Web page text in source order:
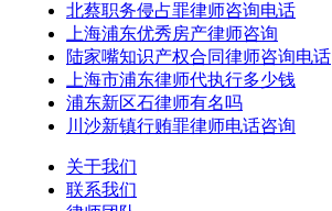
北蔡职务侵占罪律师咨询电话
上海浦东优秀房产律师咨询
陆家嘴知识产权合同律师咨询电话
上海市浦东律师代执行多少钱
浦东新区石律师有名吗
川沙新镇行贿罪律师电话咨询
关于我们
联系我们